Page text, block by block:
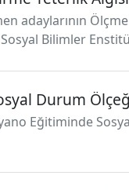
adaylarının
Bilimler
Durum
Eğitiminde